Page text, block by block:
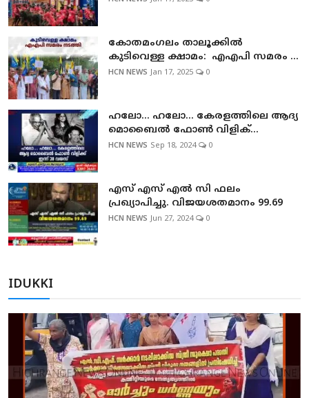
കോതമംഗലം താലൂക്കില്‍
കുടിവെള്ള ക്ഷാമം: എഎപി സമരം ...
HCN NEWS Jan 17, 2025 0
ഹലോ... ഹലോ... കേരളത്തിലെ ആദ്യ
മൊബൈല്‍ ഫോണ്‍ വിളിക്...
HCN NEWS Sep 18, 2024 0
എസ് എസ് എല്‍ സി ഫലം
പ്രഖ്യാപിച്ചു. വിജയശതമാനം 99.69
HCN NEWS Jun 27, 2024 0
IDUKKI